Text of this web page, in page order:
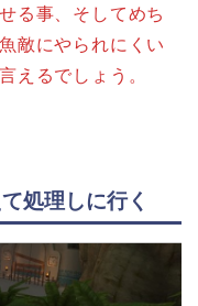
る事、そしてめち
敵にやられにくい
えるでしょう。
処理しに行く